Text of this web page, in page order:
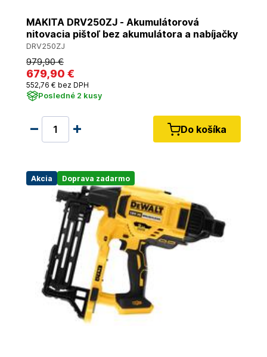
MAKITA DRV250ZJ - Akumulátorová
nitovacia pištoľ bez akumulátora a nabíjačky
DRV250ZJ
979,90 €
679,90 €
552,76 € bez DPH
Posledné 2 kusy
Do košíka
Akcia Doprava zadarmo